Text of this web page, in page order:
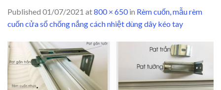
Published 01/07/2021 at800 × 650in Rèm cuốn, mẫu rèm
cuốn cửa sổ chống nắng cách nhiệt dùng dây kéo tay